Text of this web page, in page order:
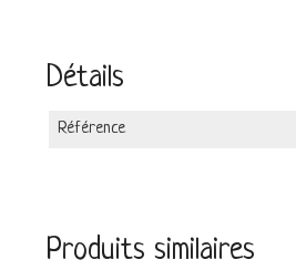
Détails
Référence
Produits similaires